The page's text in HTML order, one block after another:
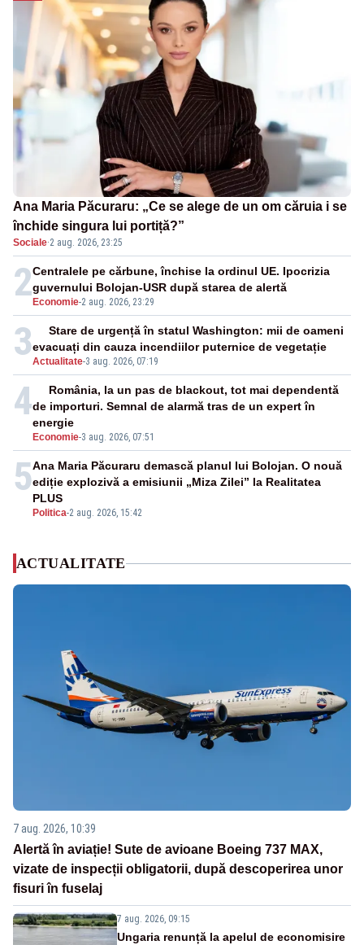
Ana Maria Păcuraru: „Ce se alege de un om căruia i se
închide singura lui portiță?”
Sociale·2 aug. 2026, 23:25
2 Economie-2 aug. 2026, 23:29
Centralele pe cărbune, închise la ordinul UE. Ipocrizia
guvernului Bolojan-USR după starea de alertă
3Actualitate-3 aug. 2026, 07:19
Stare de urgență în statul Washington: mii de oameni
evacuați din cauza incendiilor puternice de vegetație
4
Economie-3 aug. 2026, 07:51
România, la un pas de blackout, tot mai dependentă
de importuri. Semnal de alarmă tras de un expert în
energie
5
Politica-2 aug. 2026, 15:42
Ana Maria Păcuraru demască planul lui Bolojan. O nouă
ediție explozivă a emisiunii „Miza Zilei” la Realitatea
PLUS
ACTUALITATE
7 aug. 2026, 10:39
Alertă în aviație! Sute de avioane Boeing 737 MAX,
vizate de inspecții obligatorii, după descoperirea unor
fisuri în fuselaj
7 aug. 2026, 09:15
Ungaria renunță la apelul de economisire